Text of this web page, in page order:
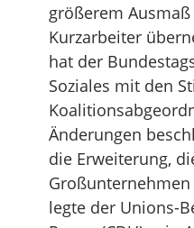
größerem
Kurzarbeiter
hat der
Soziales mit den
Änderungen
die Erweiterung,
legte der Unions-